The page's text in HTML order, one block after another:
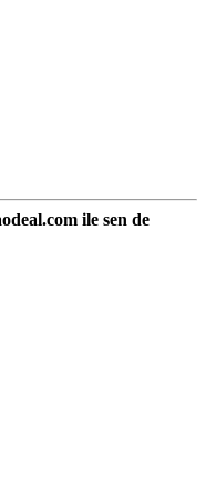
ile sen de